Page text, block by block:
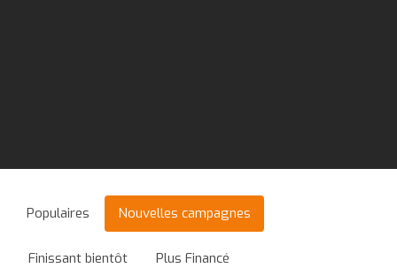
Populaires Nouvelles campagnes
Finissant bientôt Plus Financé